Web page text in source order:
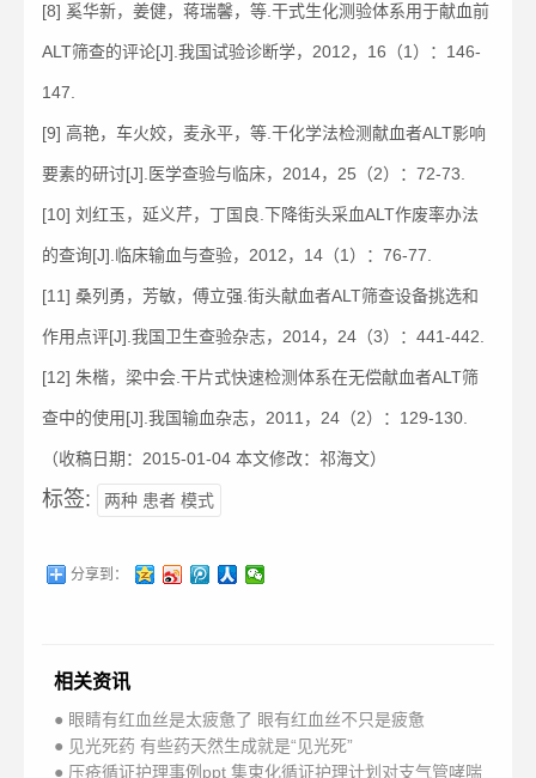
[8] 奚华新，姜健，蒋瑞馨，等.干式生化测验体系用于献血前
ALT筛查的评论[J].我国试验诊断学，2012，16（1）：146-
147.
[9] 高艳，车火姣，麦永平，等.干化学法检测献血者ALT影响
要素的研讨[J].医学查验与临床，2014，25（2）：72-73.
[10] 刘红玉，延义芹，丁国良.下降街头采血ALT作废率办法
的查询[J].临床输血与查验，2012，14（1）：76-77.
[11] 桑列勇，芳敏，傅立强.街头献血者ALT筛查设备挑选和
作用点评[J].我国卫生查验杂志，2014，24（3）：441-442.
[12] 朱楷，梁中会.干片式快速检测体系在无偿献血者ALT筛
查中的使用[J].我国输血杂志，2011，24（2）：129-130.
（收稿日期：2015-01-04 本文修改：祁海文）
标签: 两种 患者 模式
分享到：
相关资讯
● 眼睛有红血丝是太疲惫了 眼有红血丝不只是疲惫
● 见光死药 有些药天然生成就是“见光死”
● 压疮循证护理事例ppt 集束化循证护理计划对支气管哮喘患者